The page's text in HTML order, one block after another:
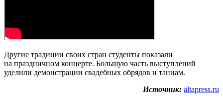
Другие традиции своих стран студенты показали
на праздничном концерте. Большую часть выступлений
уделили демонстрации свадебных обрядов и танцам.
Источник: altapress.ru